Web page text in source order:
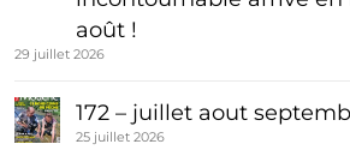
août !
29 juillet 2026
172 – juillet aout
25 juillet 2026